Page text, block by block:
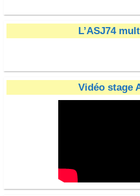
Crédit
On'Kart
Carrosserie
logoanne
eau-
L’ASJ74
Vidéo stage